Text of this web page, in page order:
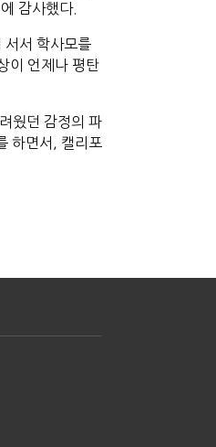
감사했다.
서서 학사모를
이 언제나 평탄
웠던 감정의 파
하면서, 캘리포